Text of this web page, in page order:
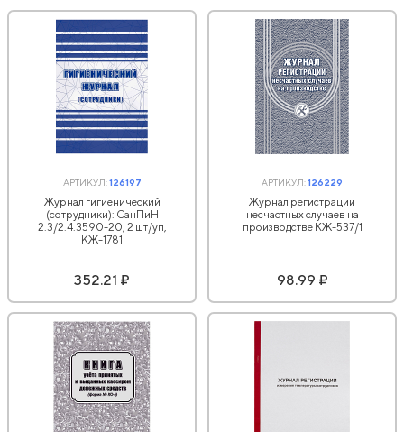
АРТИКУЛ:126197
Журнал гигиенический
(сотрудники): СанПиН
2.3/2.4.3590-20, 2 шт/уп,
КЖ-1781
352.21 ₽
АРТИКУЛ:126229
Журнал регистрации
несчастных случаев на
производстве КЖ-537/1
98.99 ₽